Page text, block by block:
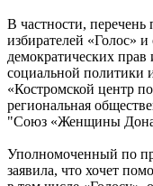
В частности,
избирателей «Голос»
демократических
социальной политики
«Костромской центр
региональная
"Союз «Женщины
Уполномоченный по
заявила, что хочет